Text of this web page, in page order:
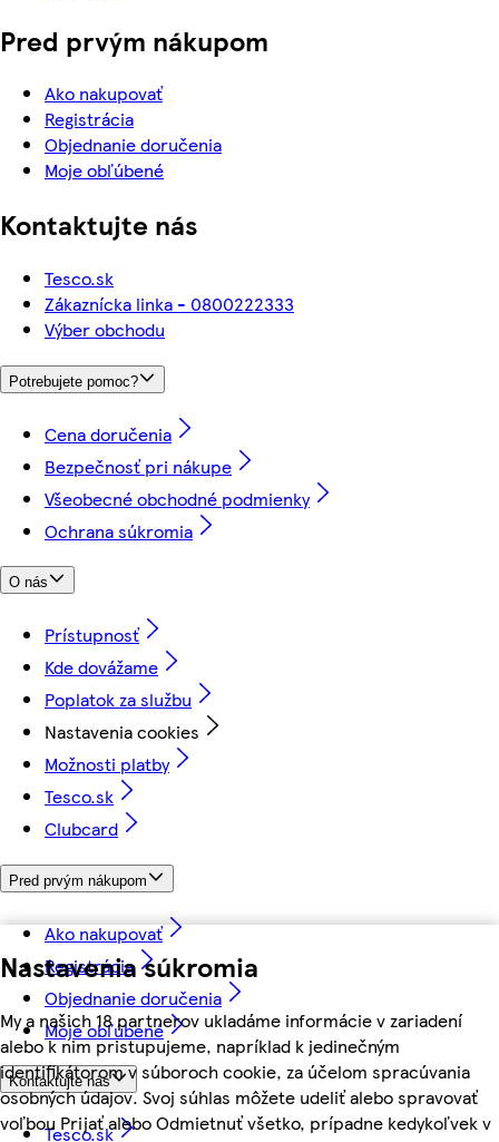
Nastavenia súkromia
My a našich 18 partnerov ukladáme informácie v zariadení
alebo k nim pristupujeme, napríklad k jedinečným
identifikátorom v súboroch cookie, za účelom spracúvania
osobných údajov. Svoj súhlas môžete udeliť alebo spravovať
voľbou Prijať alebo Odmietnuť všetko, prípadne kedykoľvek v
Pred prvým nákupom
Ako nakupovať
Registrácia
Objednanie doručenia
Moje obľúbené
Kontaktujte nás
Tesco.sk
Zákaznícka linka - 0800222333
Výber obchodu
Potrebujete pomoc?
Cena doručenia
Bezpečnosť pri nákupe
Všeobecné obchodné podmienky
Ochrana súkromia
O nás
Prístupnosť
Kde dovážame
Poplatok za službu
Nastavenia cookies
Možnosti platby
Tesco.sk
Clubcard
Pred prvým nákupom
Ako nakupovať
Registrácia
Objednanie doručenia
Moje obľúbené
Kontaktujte nás
Tesco.sk